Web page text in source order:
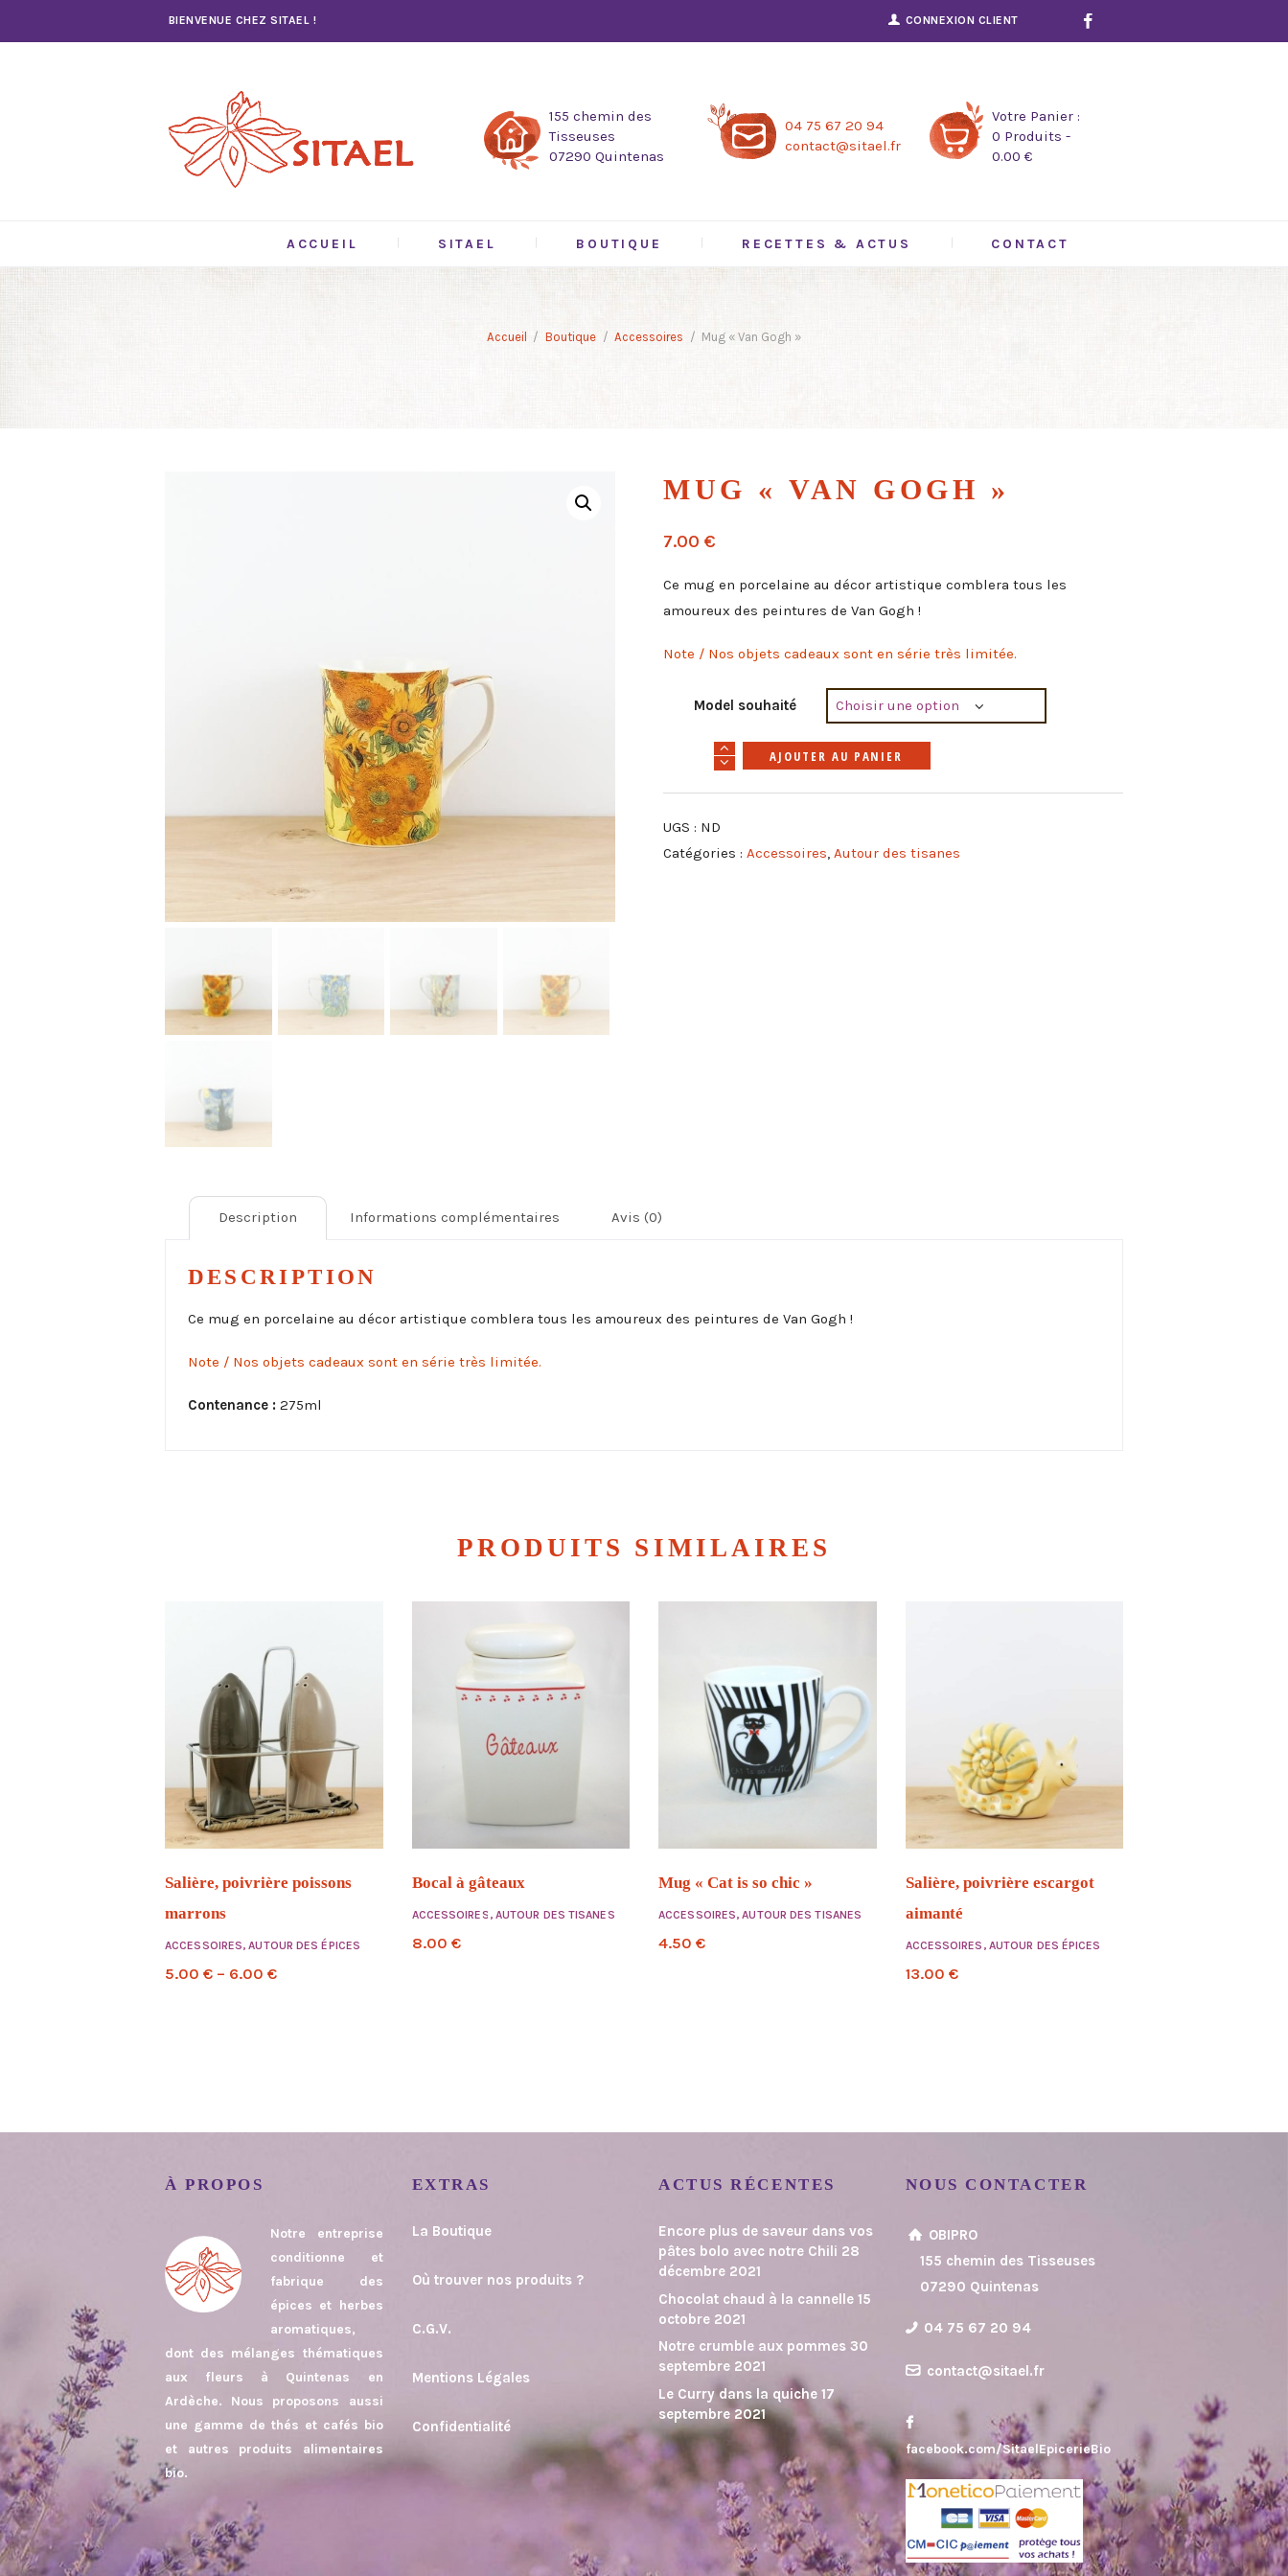
BIENVENUE CHEZ SITAEL ! CONNEXION CLIENT
155 chemin des
Tisseuses
07290 Quintenas
04 75 67 20 94
contact@sitael.fr
Votre Panier :
0 Produits -
0.00 €
ACCUEIL SITAEL BOUTIQUE RECETTES & ACTUS CONTACT
Accueil Boutique Accessoires Mug « Van Gogh »
MUG « VAN GOGH »
7.00 €
Ce mug en porcelaine au décor artistique comblera tous les
amoureux des peintures de Van Gogh !
Note / Nos objets cadeaux sont en série très limitée.
Model souhaité
quantité
"Van
Gogh"
AJOUTER AU PANIER
r
UGS : ND
Catégories : Accessoires, Autour des tisanes
Description Informations complémentaires Avis (0)
DESCRIPTION
Ce mug en porcelaine au décor artistique comblera tous les amoureux des peintures de Van Gogh !
Note / Nos objets cadeaux sont en série très limitée.
Contenance : 275ml
PRODUITS SIMILAIRES
Salière, poivrière poissons
marrons
ACCESSOIRES,AUTOUR DES ÉPICES
5.00 € – 6.00 €
Bocal à gâteaux
ACCESSOIRES , AUTOUR DES TISANES
8.00 €
Mug « Cat is so chic »
ACCESSOIRES,AUTOUR DES TISANES
4.50 €
Salière, poivrière escargot
aimanté
ACCESSOIRES , AUTOUR DES ÉPICES
13.00 €
À PROPOS
Notre entreprise
conditionne et
fabrique des
épices et herbes
aromatiques,
dont des mélanges thématiques
aux fleurs à Quintenas en
Ardèche. Nous proposons aussi
une gamme de thés et cafés bio
et autres produits alimentaires
bio.
EXTRAS
La Boutique
Où trouver nos produits ?
C.G.V.
Mentions Légales
Confidentialité
ACTUS RÉCENTES
Encore plus de saveur dans vos
pâtes bolo avec notre Chili 28
décembre 2021
Chocolat chaud à la cannelle 15
octobre 2021
Notre crumble aux pommes 30
septembre 2021
Le Curry dans la quiche 17
septembre 2021
NOUS CONTACTER
OBIPRO
155 chemin des Tisseuses
07290 Quintenas
04 75 67 20 94
contact@sitael.fr
facebook.com/SitaelEpicerieBio